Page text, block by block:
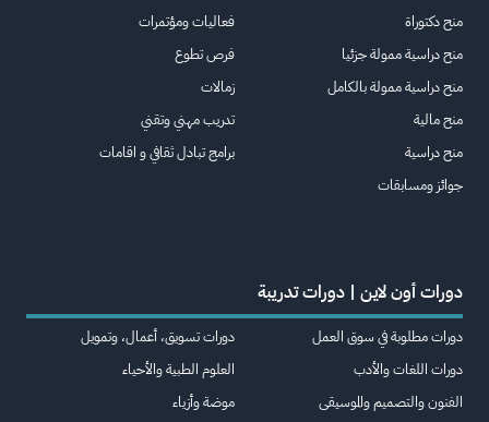
منح دكتوراة
منح دراسية ممولة جزئيا
منح دراسية ممولة بالكامل
منح مالية
منح دراسية
جوائز ومسابقات
فعاليات ومؤتمرات
فرص تطوع
زمالات
تدريب مهني وتقني
برامج تبادل ثقافي و اقامات
دورات أون لاين | دورات تدريبة
دورات مطلوبة في سوق العمل
دورات اللغات والأدب
الفنون والتصميم والموسيقى
دورات تسويق، أعمال، وتمويل
العلوم الطبية والأحياء
موضة وأزياء